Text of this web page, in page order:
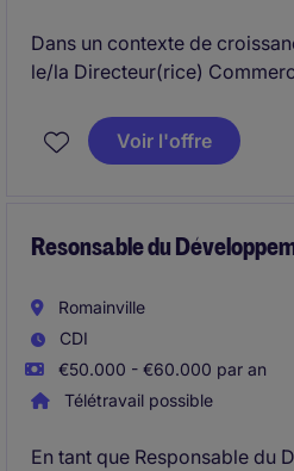
Dans un contexte de
le/la Directeur(rice)
commercial et de renforcer
sur l'immobilier tertiaire. Il/
hôteliers et industriels.
Voir l'offre
Resonsable du
Romainville
CDI
€50.000 - €60.000 par an
Télétravail possible
En tant que Responsable du